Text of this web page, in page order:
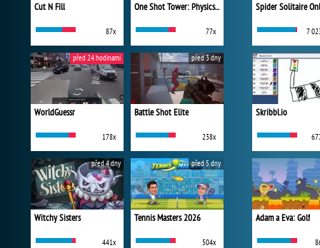
Cut N Fill
87x
One Shot Tower: Physics Destroyer
77x
WorldGuessr
178x
před 24 hodinami
Battle Shot Elite
238x
před 3 dny
Witchy Sisters
441x
před 4 dny
Tennis Masters 2026
504x
před 5 dny
Spider Solitaire
7
Skribbl.io
Adam a Eva: Golf